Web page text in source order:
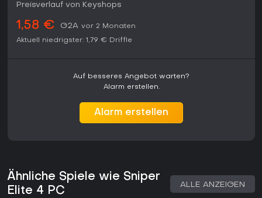
Preisverlauf von Keyshops
1,58 € G2A vor 2 Monaten
Aktuell niedrigster: 1,79 € Driffle
Auf besseres Angebot warten?
Alarm erstellen.
Alarm erstellen
Ähnliche Spiele wie Sniper
Elite 4 PC
ALLE ANZEIGEN